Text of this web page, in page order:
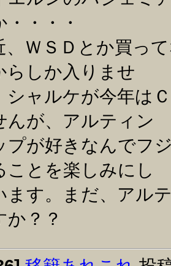
・・・・
、ＷＳＤとか買っ
らしか入りませ
シャルケが今年は
んが、アルティン
プが好きなんでフ
ことを楽しみにし
ます。まだ、アル
か？？